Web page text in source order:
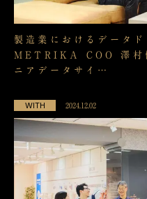
製造業におけるデータ
METRIKA COO 澤村
ニアデータサイ…
WITH 2024.12.02